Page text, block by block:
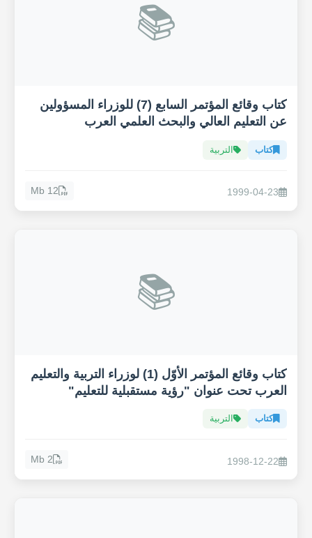
📚
كتاب وقائع المؤتمر السابع (7) للوزراء المسؤولين
عن التعليم العالي والبحث العلمي العرب
كتاب التربية
1999-04-23
12 Mb
📚
كتاب وقائع المؤتمر الأوّل (1) لوزراء التربية والتعليم
العرب تحت عنوان "رؤية مستقبلية للتعليم"
كتاب التربية
1998-12-22
2 Mb